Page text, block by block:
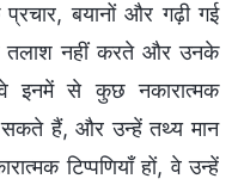
बयानों और गढ़ी गई
तलाश नहीं करते और उनके
इनमें से कुछ नकारात्मक
सकते हैं, और उन्हें तथ्य मान
टिप्पणियाँ हों, वे उन्हें